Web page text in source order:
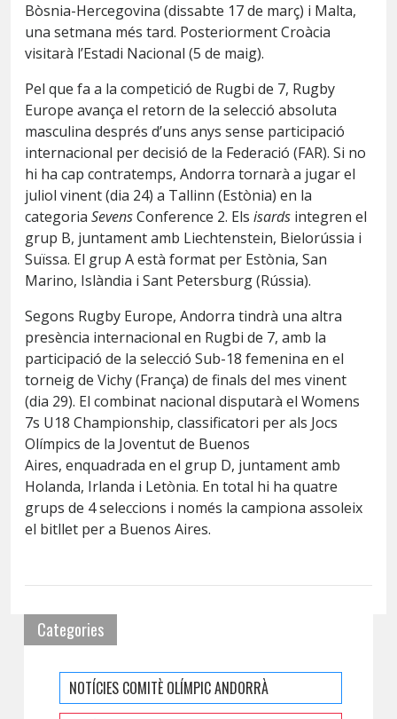
Bòsnia-Hercegovina (dissabte 17 de març) i Malta,
una setmana més tard. Posteriorment Croàcia
visitarà l’Estadi Nacional (5 de maig).
Pel que fa a la competició de Rugbi de 7, Rugby
Europe avança el retorn de la selecció absoluta
masculina després d’uns anys sense participació
internacional per decisió de la Federació (FAR). Si no
hi ha cap contratemps, Andorra tornarà a jugar el
juliol vinent (dia 24) a Tallinn (Estònia) en la
categoria SevensConference 2. Els isards integren el
grup B, juntament amb Liechtenstein, Bielorússia i
Suïssa. El grup A està format per Estònia, San
Marino, Islàndia i Sant Petersburg (Rússia).
Segons Rugby Europe, Andorra tindrà una altra
presència internacional en Rugbi de 7, amb la
participació de la selecció Sub-18 femenina en el
torneig de Vichy (França) de finals del mes vinent
(dia 29). El combinat nacional disputarà el Womens
7s U18 Championship, classificatori per als Jocs
Olímpics de la Joventut de Buenos
Aires, enquadrada en el grup D, juntament amb
Holanda, Irlanda i Letònia. En total hi ha quatre
grups de 4 seleccions i només la campiona assoleix
el bitllet per a Buenos Aires.
Categories
NOTÍCIES COMITÈ OLÍMPIC ANDORRÀ